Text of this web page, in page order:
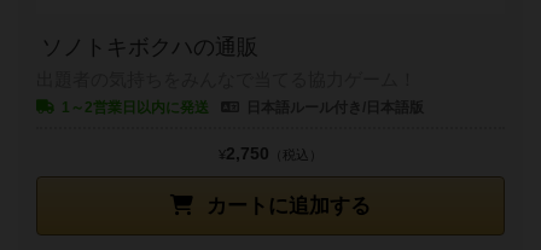
ソノトキボクハの通販
1～2営業日以内に発送
カートに追加する
¥2,750 （税込）